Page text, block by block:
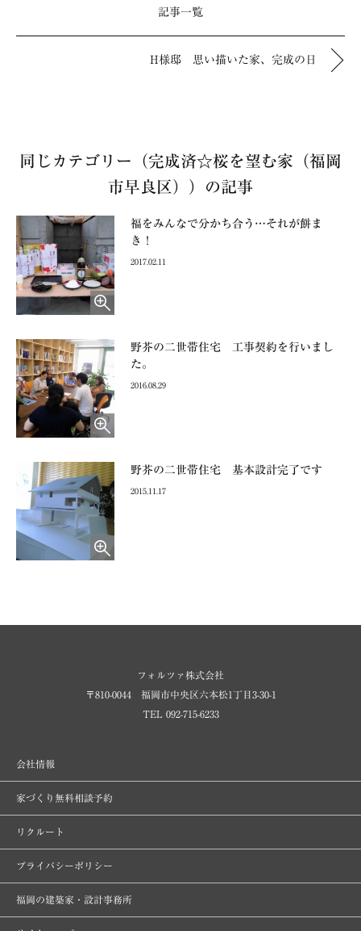
記事一覧
H様邸 思い描いた家、完成の日
同じカテゴリー（完成済☆桜を望む家（福岡
市早良区））の記事
福をみんなで分かち合う…それが餅ま
き！
2017.02.11
野芥の二世帯住宅 工事契約を行いまし
た。
2016.08.29
野芥の二世帯住宅 基本設計完了です
2015.11.17
フォルツァ株式会社
〒810-0044 福岡市中央区六本松1丁目3-30-1
TEL 092-715-6233
会社情報
家づくり無料相談予約
リクルート
プライバシーポリシー
福岡の建築家・設計事務所